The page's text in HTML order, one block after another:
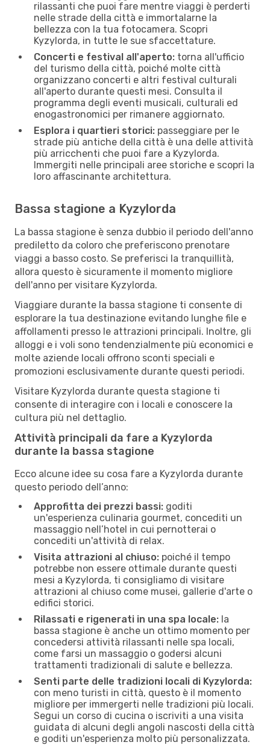
rilassanti che puoi fare mentre viaggi è perderti
nelle strade della città e immortalarne la
bellezza con la tua fotocamera. Scopri
Kyzylorda, in tutte le sue sfaccettature.
Concerti e festival all'aperto: torna all'ufficio
del turismo della città, poiché molte città
organizzano concerti e altri festival culturali
all'aperto durante questi mesi. Consulta il
programma degli eventi musicali, culturali ed
enogastronomici per rimanere aggiornato.
Esplora i quartieri storici: passeggiare per le
strade più antiche della città è una delle attività
più arricchenti che puoi fare a Kyzylorda.
Immergiti nelle principali aree storiche e scopri la
loro affascinante architettura.
Bassa stagione a Kyzylorda
La bassa stagione è senza dubbio il periodo dell'anno
prediletto da coloro che preferiscono prenotare
viaggi a basso costo. Se preferisci la tranquillità,
allora questo è sicuramente il momento migliore
dell'anno per visitare Kyzylorda.
Viaggiare durante la bassa stagione ti consente di
esplorare la tua destinazione evitando lunghe file e
affollamenti presso le attrazioni principali. Inoltre, gli
alloggi e i voli sono tendenzialmente più economici e
molte aziende locali offrono sconti speciali e
promozioni esclusivamente durante questi periodi.
Visitare Kyzylorda durante questa stagione ti
consente di interagire con i locali e conoscere la
cultura più nel dettaglio.
Attività principali da fare a Kyzylorda
durante la bassa stagione
Ecco alcune idee su cosa fare a Kyzylorda durante
questo periodo dell’anno:
Approfitta dei prezzi bassi: goditi
un'esperienza culinaria gourmet, concediti un
massaggio nell’hotel in cui pernotterai o
concediti un'attività di relax.
Visita attrazioni al chiuso: poiché il tempo
potrebbe non essere ottimale durante questi
mesi a Kyzylorda, ti consigliamo di visitare
attrazioni al chiuso come musei, gallerie d'arte o
edifici storici.
Rilassati e rigenerati in una spa locale: la
bassa stagione è anche un ottimo momento per
concedersi attività rilassanti nelle spa locali,
come farsi un massaggio o godersi alcuni
trattamenti tradizionali di salute e bellezza.
Senti parte delle tradizioni locali di Kyzylorda:
con meno turisti in città, questo è il momento
migliore per immergerti nelle tradizioni più locali.
Segui un corso di cucina o iscriviti a una visita
guidata di alcuni degli angoli nascosti della città
e goditi un'esperienza molto più personalizzata.